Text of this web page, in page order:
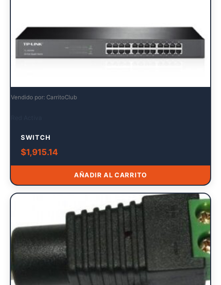
Vendido por: CarritoClub
SWITCH
$1,915.14
AÑADIR AL CARRITO